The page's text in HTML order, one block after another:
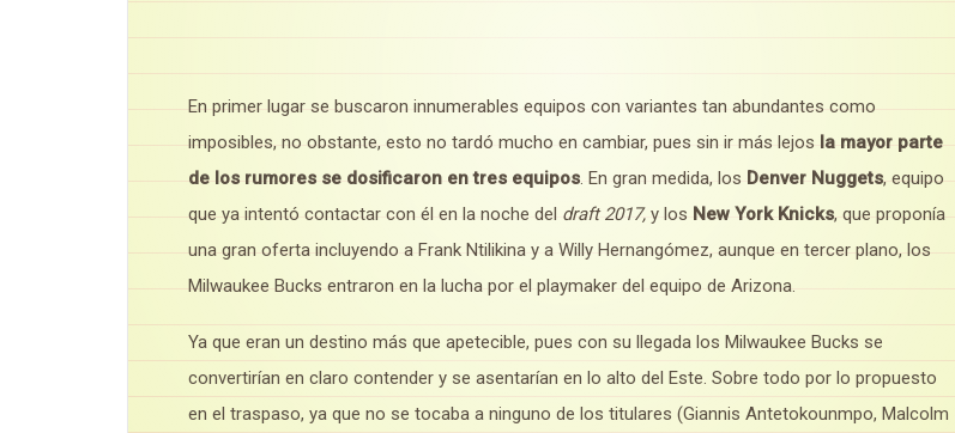
En primer lugar se buscaron innumerables equipos con variantes tan abundantes como
imposibles, no obstante, esto no tardó mucho en cambiar, pues sin ir más lejos la mayor parte
de los rumores se dosificaron en tres equipos. En gran medida, los Denver Nuggets, equipo
que ya intentó contactar con él en la noche del draft 2017, y los New York Knicks, que proponía
una gran oferta incluyendo a Frank Ntilikina y a Willy Hernangómez, aunque en tercer plano, los
Milwaukee Bucks entraron en la lucha por el playmaker del equipo de Arizona.
Ya que eran un destino más que apetecible, pues con su llegada los Milwaukee Bucks se
convertirían en claro contender y se asentarían en lo alto del Este. Sobre todo por lo propuesto
en el traspaso, ya que no se tocaba a ninguno de los titulares (Giannis Antetokounmpo, Malcolm